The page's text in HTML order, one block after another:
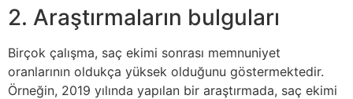
2. Araştırmaların bulguları
Birçok çalışma, saç ekimi sonrası memnuniyet
oranlarının oldukça yüksek olduğunu göstermektedir.
Örneğin, 2019 yılında yapılan bir araştırmada, saç ekimi